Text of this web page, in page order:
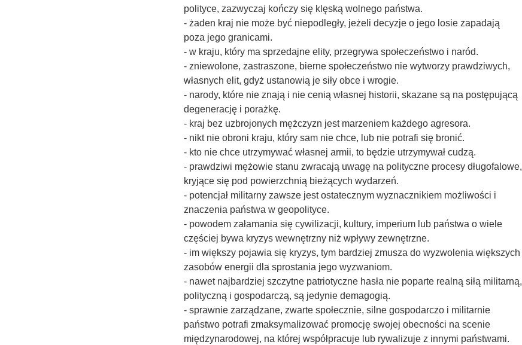
polityce, zazwyczaj kończy się klęską wolnego państwa.
- żaden kraj nie może być niepodległy, jeżeli decyzje o jego losie zapadają
poza jego granicami.
- w kraju, który ma sprzedajne elity, przegrywa społeczeństwo i naród.
- zniewolone, zastraszone, bierne społeczeństwo nie wytworzy prawdziwych,
własnych elit, gdyż ustanowią je siły obce i wrogie.
- narody, które nie znają i nie cenią własnej historii, skazane są na postępującą
degenerację i porażkę.
- kraj bez uzbrojonych mężczyzn jest marzeniem każdego agresora.
- nikt nie obroni kraju, który sam nie chce, lub nie potrafi się bronić.
- kto nie chce utrzymywać własnej armii, to będzie utrzymywał cudzą.
- prawdziwi mężowie stanu zwracają uwagę na polityczne procesy długofalowe,
kryjące się pod powierzchnią bieżących wydarzeń.
- potencjał militarny zawsze jest ostatecznym wyznacznikiem możliwości i
znaczenia państwa w geopolityce.
- powodem załamania się cywilizacji, kultury, imperium lub państwa o wiele
częściej bywa kryzys wewnętrzny niż wpływy zewnętrzne.
- im większy pojawia się kryzys, tym bardziej zmusza do wyzwolenia większych
zasobów energii dla sprostania jego wyzwaniom.
- nawet najbardziej szczytne patriotyczne hasła nie poparte realną siłą militarną,
polityczną i gospodarczą, są jedynie demagogią.
- sprawnie zarządzane, zwarte społecznie, silne gospodarczo i militarnie
państwo potrafi zmaksymalizować promocję swojej obecności na scenie
międzynarodowej, na której współpracuje lub rywalizuje z innymi państwami.